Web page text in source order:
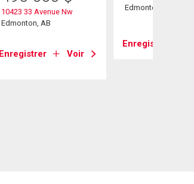
10423 33 Avenue Nw
Edmonton, AB
Enregistrer Voir
Edmonton, AB
Enregistrer